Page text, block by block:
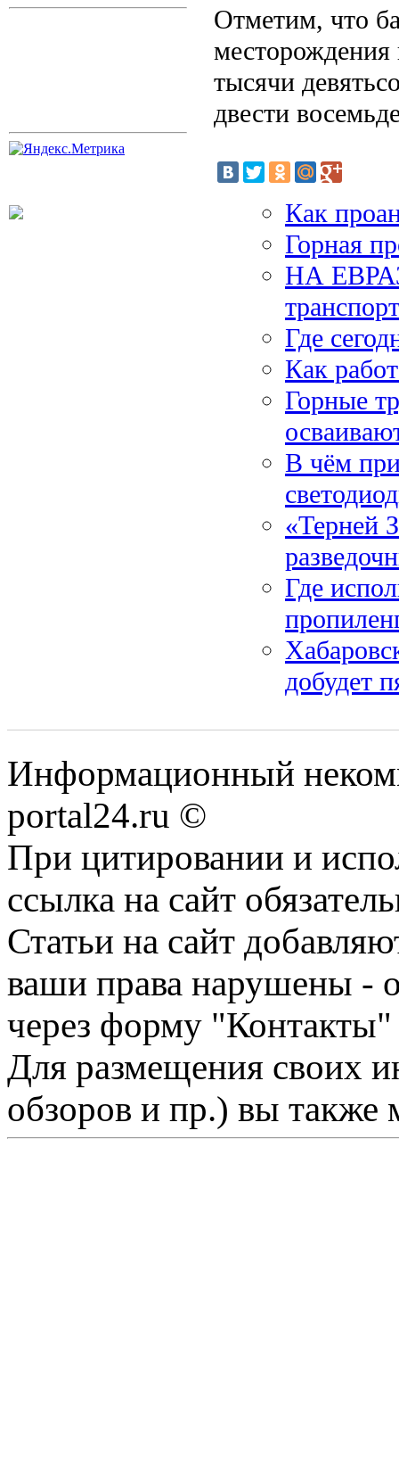
Отметим, что
месторождения
тысячи
двести
Как
Горная
НА
Где
Как
Горные
В чём
«Терней
Где
добудет
Информационный
portal24.ru ©
При цитировании и
ссылка на сайт
Статьи на сайт
ваши права нарушены -
через форму "Контакты"
Для размещения своих
обзоров и пр.) вы также